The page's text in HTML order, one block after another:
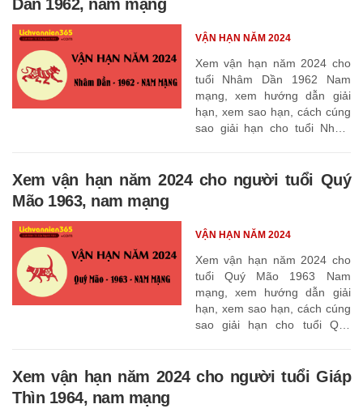
Dần 1962, nam mạng
Xem vận hạn năm 2024 cho
tuổi Nhâm Dần 1962 Nam
mạng, xem hướng dẫn giải
hạn, xem sao hạn, cách cúng
sao giải hạn cho tuổi Nhâm
VẬN HẠN NĂM 2024
Xem vận hạn năm 2024 cho người tuổi Quý
Mão 1963, nam mạng
Xem vận hạn năm 2024 cho
tuổi Quý Mão 1963 Nam
mạng, xem hướng dẫn giải
hạn, xem sao hạn, cách cúng
sao giải hạn cho tuổi Quý
VẬN HẠN NĂM 2024
Xem vận hạn năm 2024 cho người tuổi Giáp
Thìn 1964, nam mạng